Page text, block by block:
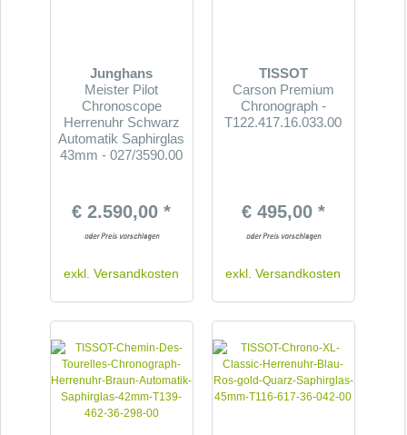
Junghans
Meister Pilot
Chronoscope
Herrenuhr Schwarz
Automatik Saphirglas
43mm - 027/3590.00
€ 2.590,00 *
exkl.Versandkosten
TISSOT
Carson Premium
Chronograph -
T122.417.16.033.00
€ 495,00 *
exkl.Versandkosten